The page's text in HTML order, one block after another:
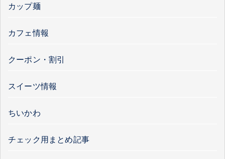
カップ麺
カフェ情報
クーポン・割引
スイーツ情報
ちいかわ
チェック用まとめ記事